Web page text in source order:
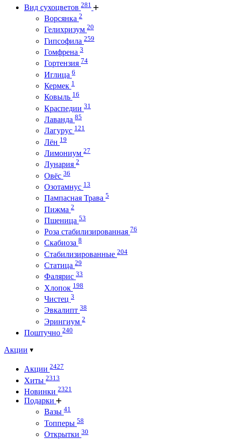
Вид сухоцветов 281
Ворсянка 2
Гелихризум 20
Гипсофила 259
Гомфрена 3
Гортензия 74
Иглица 6
Кермек 1
Ковыль 16
Краспедии 31
Лаванда 85
Лагурус 121
Лён 19
Лимониум 27
Лунария 2
Овёс 36
Озотамнус 13
Пампасная Трава 5
Пижма 2
Пшеница 53
Роза стабилизированная 76
Скабиоза 8
Стабилизированные 204
Статица 29
Фалярис 33
Хлопок 198
Чистец 3
Эвкалипт 38
Эрингиум 2
Поштучно 240
Акции
Акции 2427
Хиты 2313
Новинки 2321
Подарки
Вазы 41
Топперы 58
Открытки 30